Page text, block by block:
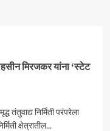
मिरजकर यांना ‘स्टेट
तंतुवाद्य निर्मिती परंपरेला
क्षेत्रातील...